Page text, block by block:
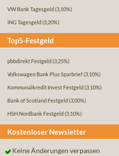
VW Bank Tagesgeld (3,10%)
ING Tagesgeld (3,20%)
Top5-Festgeld
pbbdirekt Festgeld (3,25%)
Volkswagen Bank Plus Sparbrief(3,10%)
Kommunalkredit Invest Festgeld (3,10%)
Bank of Scotland Festgeld (3,00%)
HSH Nordbank Festgeld (3,10%)
Kostenloser Newsletter
Keine Änderungen verpassen